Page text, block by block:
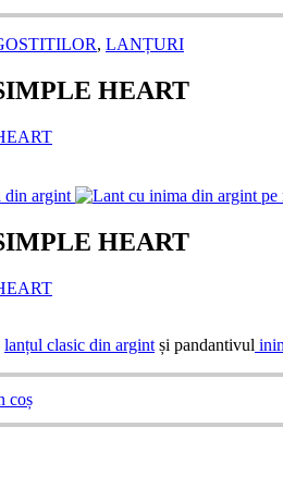
, LANȚURI
HEART
HEART
lanțul clasic din argint și pandantivul
coș